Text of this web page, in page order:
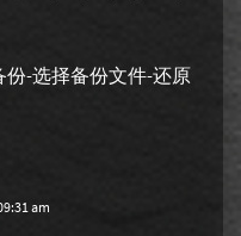
份-选择备份文件-还原
am